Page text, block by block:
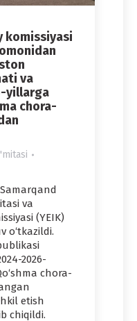
komissiyasi
va
yillarga
chora-
va
(YEIK)
o‘tkazildi.
2026-
chora-
etish
chiqildi.